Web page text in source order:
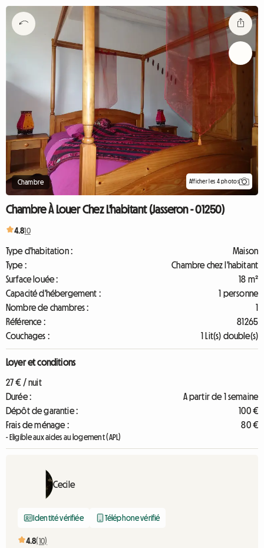
Chambre Afficher les 4 photos
Chambre À Louer Chez L'habitant (Jasseron - 01250)
4.810
Type d'habitation :
Maison
Type :
Chambre chez l'habitant
Surface louée :
18 m²
Capacité d'hébergement :
1 personne
Nombre de chambres :
1
Référence :
81265
Couchages :
1 Lit(s) double(s)
Loyer et conditions
27 € / nuit
Durée :
A partir de 1 semaine
Dépôt de garantie :
100 €
Frais de ménage :
80 €
- Eligible aux aides au logement (APL)
Cecile
Identité vérifiée Téléphone vérifié
4.8(10)